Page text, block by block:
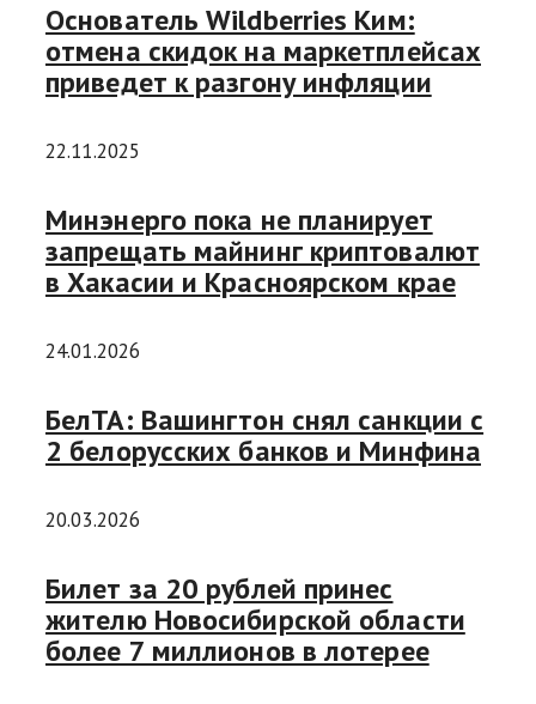
Основатель Wildberries Ким:
отмена скидок на маркетплейсах
приведет к разгону инфляции
22.11.2025
Минэнерго пока не планирует
запрещать майнинг криптовалют
в Хакасии и Красноярском крае
24.01.2026
БелТА: Вашингтон снял санкции с
2 белорусских банков и Минфина
20.03.2026
Билет за 20 рублей принес
жителю Новосибирской области
более 7 миллионов в лотерее